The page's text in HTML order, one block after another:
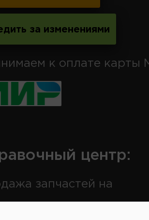
за изменениями
к оплате карты
центр:
запчастей на
авто